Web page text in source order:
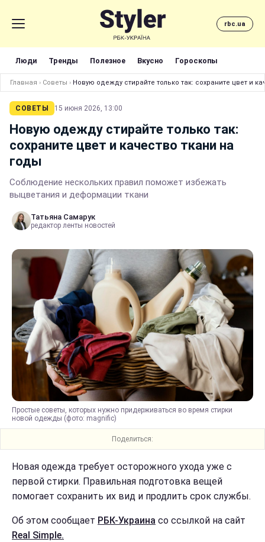
rbc.ua
Люди Тренды Полезное Вкусно Гороскопы
Главная › Советы › Новую одежду стирайте только так: сохраните цвет и
СОВЕТЫ 15 июня 2026, 13:00
Новую одежду стирайте только так:
сохраните цвет и качество ткани на
годы
Соблюдение нескольких правил поможет избежать
выцветания и деформации ткани
Татьяна Самарук
редактор ленты новостей
Простые советы, которых нужно придерживаться во время стирки
новой одежды (фото: magnific)
Поделиться:
Новая одежда требует осторожного ухода уже с
первой стирки. Правильная подготовка вещей
помогает сохранить их вид и продлить срок службы.
Об этом сообщает РБК-Украина со ссылкой на сайт
Real Simple.